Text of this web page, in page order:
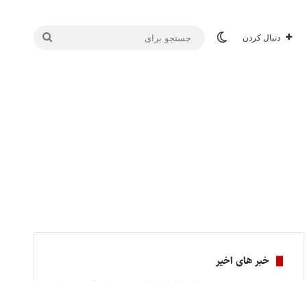
دنبال کردن تغییر پوسته
جستجو
خبر های اخیر